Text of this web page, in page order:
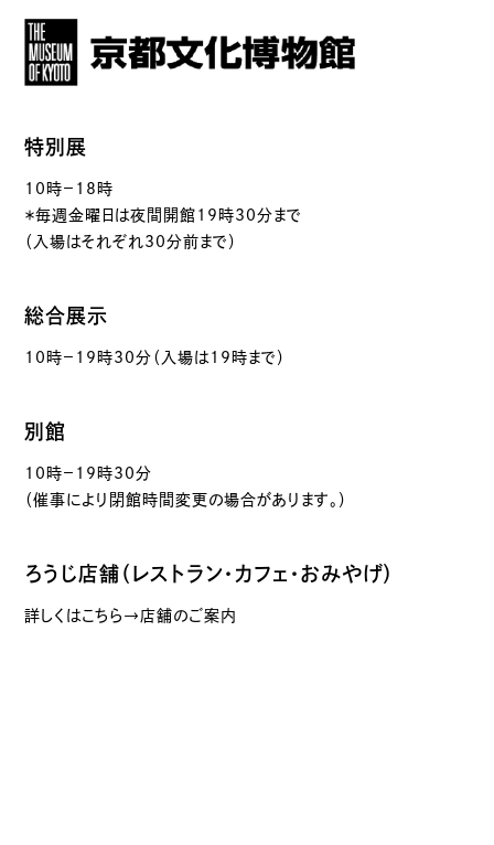
特別展
10時－18時
＊毎週金曜日は夜間開館19時30分まで
（入場はそれぞれ30分前まで）
総合展示
10時－19時30分（入場は19時まで）
別館
10時－19時30分
（催事により閉館時間変更の場合があります。）
ろうじ店舗（レストラン・カフェ・おみやげ）
詳しくはこちら→店舗のご案内